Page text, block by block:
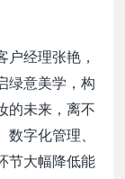
户经理张艳，
绿意美学，构
的未来，离不
字化管理、
节大幅降低能